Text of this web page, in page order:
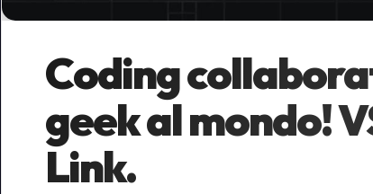
Coding
geek al mondo!
Link.